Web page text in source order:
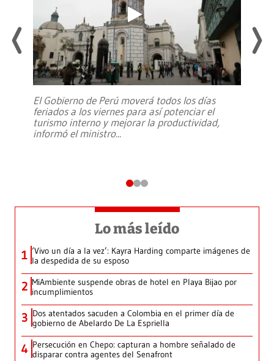
El Gobierno de Perú moverá todos los días
feriados a los viernes para así potenciar el
turismo interno y mejorar la productividad,
informó el ministro...
Lo más leído
1 ‘Vivo un día a la vez’: Kayra Harding comparte imágenes de
la despedida de su esposo
2 MiAmbiente suspende obras de hotel en Playa Bijao por
incumplimientos
3 Dos atentados sacuden a Colombia en el primer día de
gobierno de Abelardo De La Espriella
4 Persecución en Chepo: capturan a hombre señalado de
disparar contra agentes del Senafront